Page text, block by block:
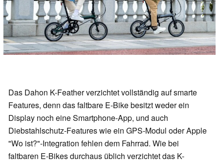
Das Dahon K-Feather verzichtet vollständig auf smarte
Features, denn das faltbare E-Bike besitzt weder ein
Display noch eine Smartphone-App, und auch
Diebstahlschutz-Features wie ein GPS-Modul oder Apple
"Wo ist?"-Integration fehlen dem Fahrrad. Wie bei
faltbaren E-Bikes durchaus üblich verzichtet das K-